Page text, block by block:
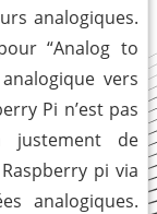
analogiques.
“Analog to
vers
Pi n’est pas
justement de
pi via
analogiques.